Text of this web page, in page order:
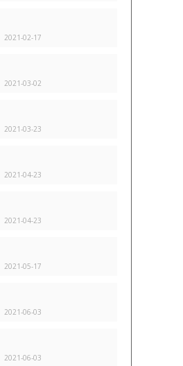
2021-02-17
2021-03-02
2021-03-23
2021-04-23
2021-04-23
2021-05-17
2021-06-03
2021-06-03